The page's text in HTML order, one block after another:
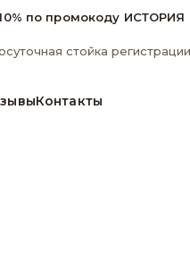
по промокоду ИСТОРИЯ
стойка регистрации
Контакты